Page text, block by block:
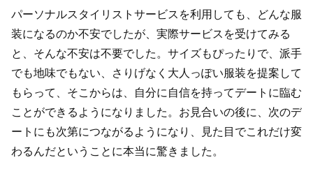
パーソナルスタイリストサービスを利用しても、どんな服
装になるのか不安でしたが、実際サービスを受けてみる
と、そんな不安は不要でした。サイズもぴったりで、派手
でも地味でもない、さりげなく大人っぽい服装を提案して
もらって、そこからは、自分に自信を持ってデートに臨む
ことができるようになりました。お見合いの後に、次のデ
ートにも次第につながるようになり、見た目でこれだけ変
わるんだということに本当に驚きました。